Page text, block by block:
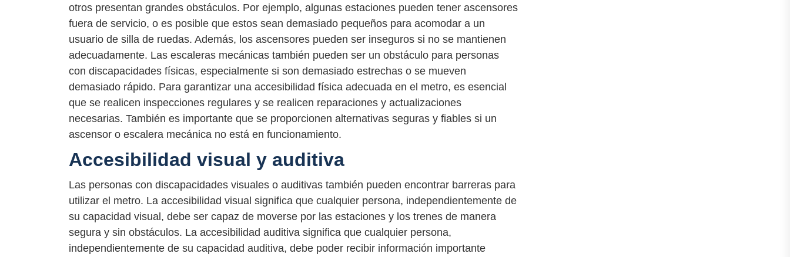
otros presentan grandes obstáculos. Por ejemplo, algunas estaciones pueden tener ascensores
fuera de servicio, o es posible que estos sean demasiado pequeños para acomodar a un
usuario de silla de ruedas. Además, los ascensores pueden ser inseguros si no se mantienen
adecuadamente. Las escaleras mecánicas también pueden ser un obstáculo para personas
con discapacidades físicas, especialmente si son demasiado estrechas o se mueven
demasiado rápido. Para garantizar una accesibilidad física adecuada en el metro, es esencial
que se realicen inspecciones regulares y se realicen reparaciones y actualizaciones
necesarias. También es importante que se proporcionen alternativas seguras y fiables si un
ascensor o escalera mecánica no está en funcionamiento.
Accesibilidad visual y auditiva
Las personas con discapacidades visuales o auditivas también pueden encontrar barreras para
utilizar el metro. La accesibilidad visual significa que cualquier persona, independientemente de
su capacidad visual, debe ser capaz de moverse por las estaciones y los trenes de manera
segura y sin obstáculos. La accesibilidad auditiva significa que cualquier persona,
independientemente de su capacidad auditiva, debe poder recibir información importante